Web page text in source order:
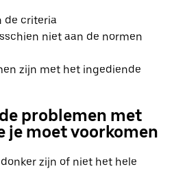
de criteria
niet aan de normen
zijn met het ingediende
problemen met
je moet voorkomen
zijn of niet het hele